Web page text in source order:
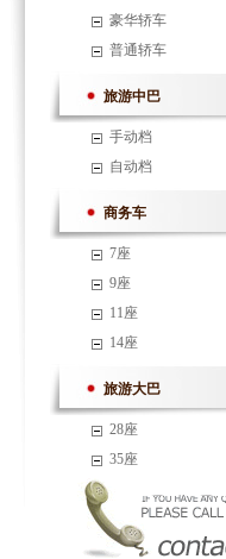
豪华轿车
普通轿车
旅游中巴
手动档
自动档
商务车
7座
9座
11座
14座
旅游大巴
28座
35座